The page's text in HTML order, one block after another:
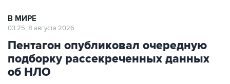
В МИРЕ
03:25, 8 августа 2026
Пентагон опубликовал очередную
подборку рассекреченных данных
об НЛО